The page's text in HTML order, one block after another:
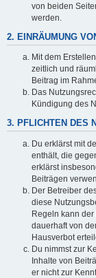
von beiden
werden.
2. EINRÄUMUNG
Mit dem
zeitlich und
Beitrag im
Das
Kündigung des
3. PFLICHTEN DES
Du erklärst mit
enthält, die
erklärst
Beiträgen
Der Betreiber
diese
Regeln kann
dauerhaft von
Hausverbot
Du nimmst zur
Inhalte von
er nicht zur